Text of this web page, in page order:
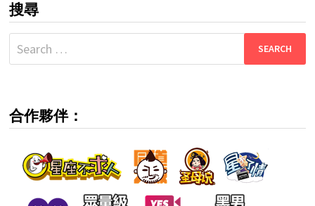
搜尋
Search
for:
合作夥伴：